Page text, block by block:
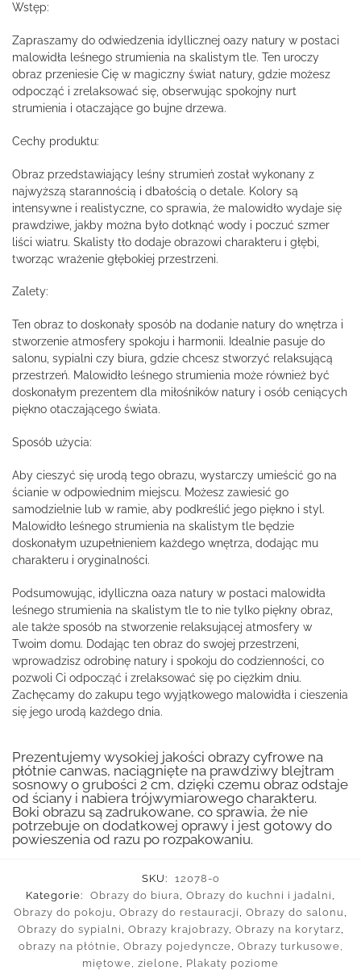
Wstęp:
Zapraszamy do odwiedzenia idyllicznej oazy natury w postaci
malowidła leśnego strumienia na skalistym tle. Ten uroczy
obraz przeniesie Cię w magiczny świat natury, gdzie możesz
odpocząć i zrelaksować się, obserwując spokojny nurt
strumienia i otaczające go bujne drzewa.
Cechy produktu:
Obraz przedstawiający leśny strumień został wykonany z
najwyższą starannością i dbałością o detale. Kolory są
intensywne i realistyczne, co sprawia, że malowidło wydaje się
prawdziwe, jakby można było dotknąć wody i poczuć szmer
liści wiatru. Skalisty tło dodaje obrazowi charakteru i głębi,
tworząc wrażenie głębokiej przestrzeni.
Zalety:
Ten obraz to doskonały sposób na dodanie natury do wnętrza i
stworzenie atmosfery spokoju i harmonii. Idealnie pasuje do
salonu, sypialni czy biura, gdzie chcesz stworzyć relaksującą
przestrzeń. Malowidło leśnego strumienia może również być
doskonałym prezentem dla miłośników natury i osób ceniących
piękno otaczającego świata.
Sposób użycia:
Aby cieszyć się urodą tego obrazu, wystarczy umieścić go na
ścianie w odpowiednim miejscu. Możesz zawiesić go
samodzielnie lub w ramie, aby podkreślić jego piękno i styl.
Malowidło leśnego strumienia na skalistym tle będzie
doskonałym uzupełnieniem każdego wnętrza, dodając mu
charakteru i oryginalności.
Podsumowując, idylliczna oaza natury w postaci malowidła
leśnego strumienia na skalistym tle to nie tylko piękny obraz,
ale także sposób na stworzenie relaksującej atmosfery w
Twoim domu. Dodając ten obraz do swojej przestrzeni,
wprowadzisz odrobinę natury i spokoju do codzienności, co
pozwoli Ci odpocząć i zrelaksować się po ciężkim dniu.
Zachęcamy do zakupu tego wyjątkowego malowidła i cieszenia
się jego urodą każdego dnia.
Prezentujemy wysokiej jakości obrazy cyfrowe na
płótnie canwas, naciągnięte na prawdziwy blejtram
sosnowy o grubości 2 cm, dzięki czemu obraz odstaje
od ściany i nabiera trójwymiarowego charakteru.
Boki obrazu są zadrukowane, co sprawia, że nie
potrzebuje on dodatkowej oprawy i jest gotowy do
powieszenia od razu po rozpakowaniu.
SKU:
12078-o
Kategorie:
Obrazy do biura Obrazy do kuchni i jadalni
Obrazy do pokoju
Obrazy do restauracji Obrazy do salonu
Obrazy do sypialni
Obrazy krajobrazy, Obrazy na korytarz
obrazy na płótnie Obrazy pojedyncze Obrazy turkusowe,
miętowe, zielone
Plakaty poziome